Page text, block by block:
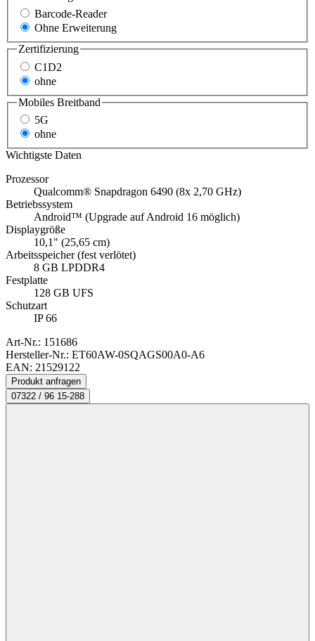
Barcode-Reader
Ohne Erweiterung
Zertifizierung
C1D2
ohne
Mobiles Breitband
5G
ohne
Wichtigste Daten
Prozessor
Qualcomm® Snapdragon 6490 (8x 2,70 GHz)
Betriebssystem
Android™ (Upgrade auf Android 16 möglich)
Displaygröße
10,1" (25,65 cm)
Arbeitsspeicher (fest verlötet)
8 GB LPDDR4
Festplatte
128 GB UFS
Schutzart
IP 66
Art-Nr.: 151686
Hersteller-Nr.: ET60AW-0SQAGS00A0-A6
EAN: 21529122
Produkt anfragen
07322 / 96 15-288